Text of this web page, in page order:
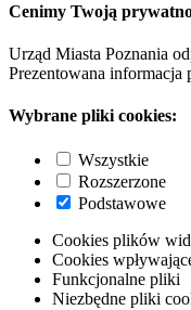
Cenimy Twoją
Urząd Miasta Poznania
Prezentowana
Wybrane pliki cookies:
Wszystkie
Rozszerzone
Podstawowe
Cookies plików
Cookies
Funkcjonalne pliki
Niezbędne pliki